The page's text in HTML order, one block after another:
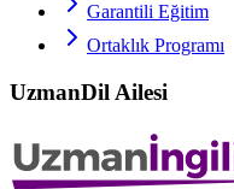
Garantili Eğitim
Ortaklık Programı
UzmanDil Ailesi